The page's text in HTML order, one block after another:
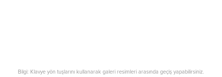
Bilgi: Klavye yön tuşlarını kullanarak galeri resimleri arasında geçiş yapabilirsiniz.